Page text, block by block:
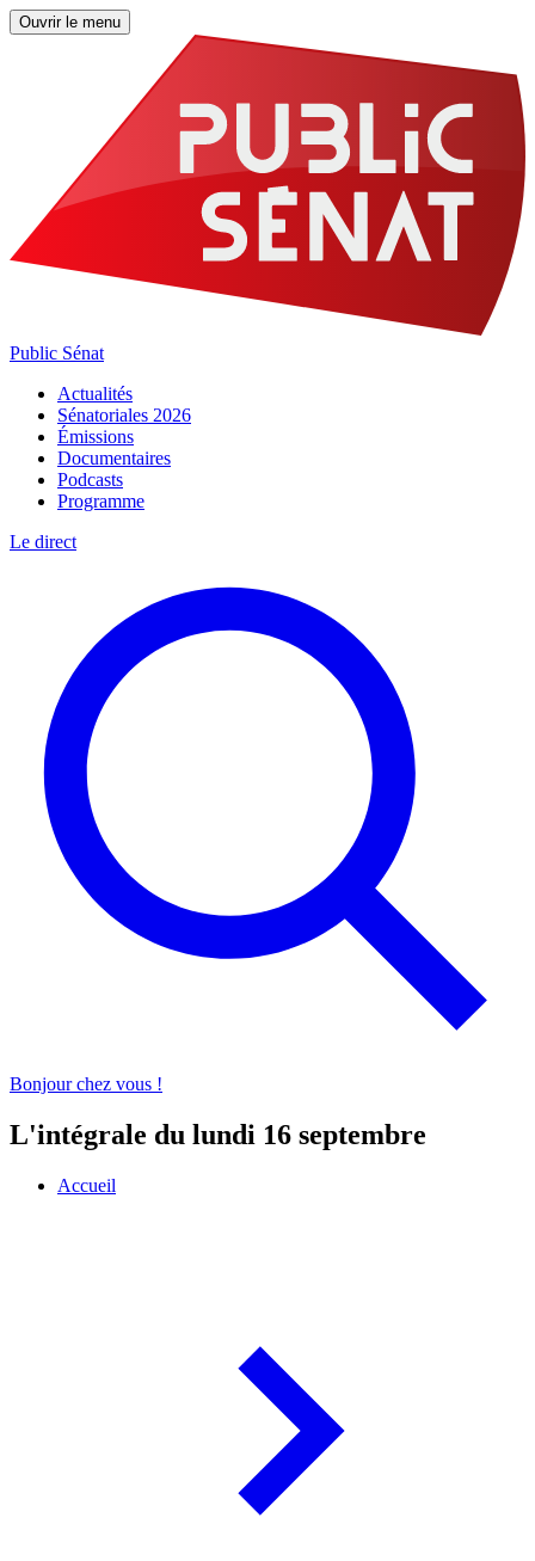
Ouvrir le menu
Public Sénat
Actualités
Sénatoriales 2026
Émissions
Documentaires
Podcasts
Programme
Le direct
Bonjour chez vous !
L'intégrale du lundi 16 septembre
Accueil